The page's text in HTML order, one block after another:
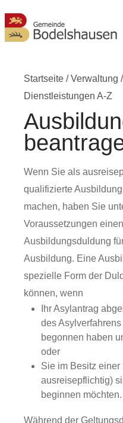
Startseite /Verwaltung /
Dienstleistungen A-Z
Wenn Sie als
qualifizierte
machen, haben Sie
Voraussetzungen
Ausbildungsduldung
Ausbildung. Eine
spezielle Form der
können, wenn
Ihr Asylantrag
des
begonnen haben
oder
Sie im Besitz
ausreisepflichtig)
beginnen möchten.
Während der